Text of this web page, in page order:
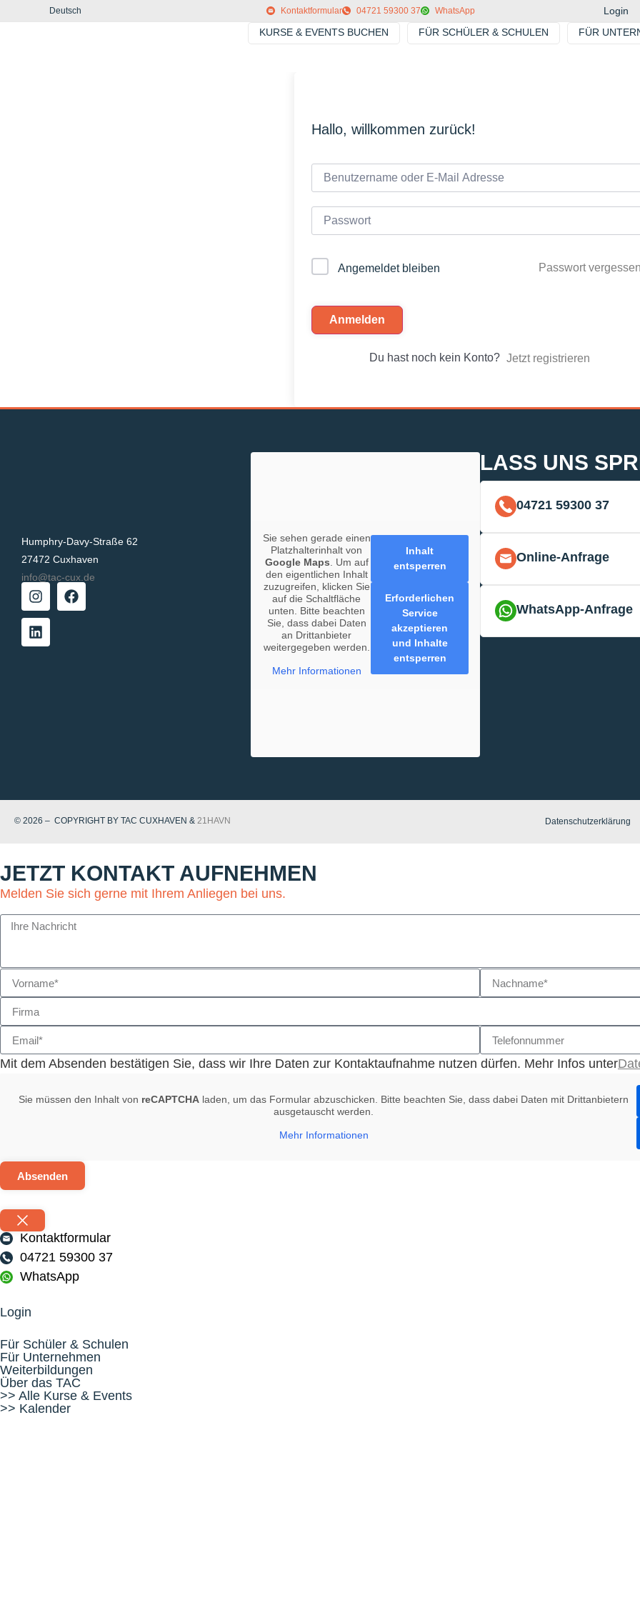
Deutsch Kontaktformular 04721 59300 37 WhatsApp
Login
KURSE & EVENTS BUCHEN
FÜR SCHÜLER & SCHULEN FÜR
Hallo, willkommen zurück!
Angemeldet bleiben Passwort
Anmelden
Du hast noch kein Konto? Jetzt registrieren
Humphry-Davy-Straße 62
27472 Cuxhaven
info@tac-cux.de
Sie sehen gerade einen
Platzhalterinhalt von
Google Maps . Um auf
den eigentlichen Inhalt
zuzugreifen, klicken Sie
auf die Schaltfläche
unten. Bitte beachten
Sie, dass dabei Daten
an Drittanbieter
weitergegeben werden.
Mehr Informationen
Inhalt
entsperren
Erforderlichen
Service
akzeptieren
und Inhalte
entsperren
LASS UNS
04721 59300 37
Online-Anfrage
WhatsApp-Anfrage
© 2026 – COPYRIGHT BY TAC CUXHAVEN & 21HAVN Datenschutzerklärung
JETZT KONTAKT AUFNEHMEN
Melden Sie sich gerne mit Ihrem Anliegen bei uns.
Mit dem Absenden bestätigen Sie, dass wir Ihre Daten zur Kontaktaufnahme nutzen dürfen. Mehr Infos unter
Sie müssen den Inhalt von reCAPTCHA laden, um das Formular abzuschicken. Bitte beachten Sie, dass dabei Daten mit Drittanbietern
ausgetauscht werden.
Mehr Informationen
Absenden
Kontaktformular
04721 59300 37
WhatsApp
Login
Für Schüler & Schulen
Für Unternehmen
Weiterbildungen
Über das TAC
>> Alle Kurse & Events
>> Kalender